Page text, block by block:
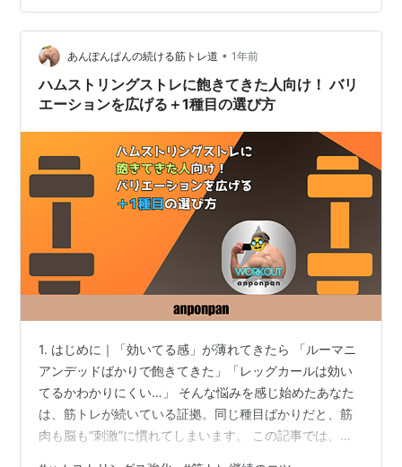
率よく鍛える方法 を徹底解説！「しっかり負荷を乗せる
方法」「発達を促すトレーニングメニュー」を紹介し、
逞しい後ろ姿 を作るためのポイントを押さえていきま
す！ 2. ハムストリン…
あんぽんぱんの続ける筋トレ道 • 1年前
ハムストリングストレに飽きてきた人向け！ バリ
エーションを広げる＋1種目の選び方
1. はじめに｜「効いてる感」が薄れてきたら 「ルーマニ
アンデッドばかりで飽きてきた」「レッグカールは効い
てるかわかりにくい…」 そんな悩みを感じ始めたあなた
は、筋トレが続いている証拠。同じ種目ばかりだと、筋
肉も脳も“刺激”に慣れてしまいます。 この記事では、ハ